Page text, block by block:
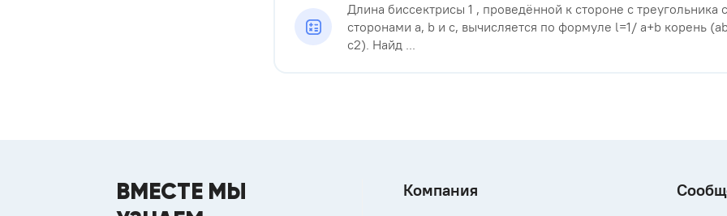
Длина биссектрисы 1 , проведённой к стороне с треугольника
сторонами a, b и с, вычисляется по формуле l=1/ a+b корень
c2). Найд ...
ВМЕСТЕ МЫ
Компания